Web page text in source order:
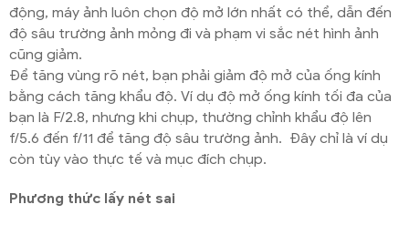
động, máy ảnh luôn chọn độ mở lớn nhất có thể, dẫn đến
độ sâu trường ảnh mỏng đi và phạm vi sắc nét hình ảnh
cũng giảm.
Để tăng vùng rõ nét, bạn phải giảm độ mở của ống kính
bằng cách tăng khẩu độ. Ví dụ độ mở ống kính tối đa của
bạn là F/2.8, nhưng khi chụp, thường chỉnh khẩu độ lên
f/5.6 đến f/11 để tăng độ sâu trường ảnh. Đây chỉ là ví dụ
còn tùy vào thực tế và mục đích chụp.
Phương thức lấy nét sai